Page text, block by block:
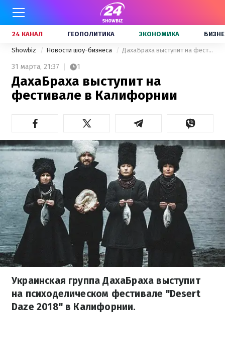
24 КАНАЛ ГЕОПОЛИТИКА ЭКОНОМИКА
Showbiz Новости шоу-бизнеса ДахаБраха выступит на фестивале в Калифорнии
31 марта, 21:37 1
ДахаБраха выступит на
фестивале в Калифорнии
Украинская группа ДахаБраха выступит
на психоделическом фестивале "Desert
Daze 2018" в Калифорнии.